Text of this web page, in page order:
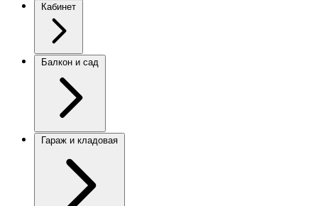
Кабинет
Балкон и сад
Гараж и кладовая